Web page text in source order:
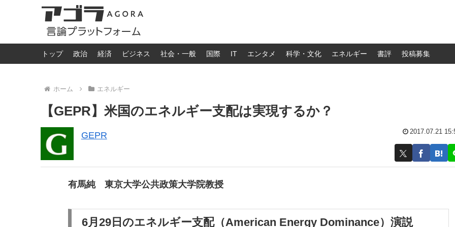
トップ 政治 経済 ビジネス 社会・一般 国際 IT エンタメ 科学・文化 エネルギー 書評 投稿募集
ホーム エネルギー
【GEPR】米国のエネルギー支配は実現するか？
GEPR 2017.07.21
有馬純 東京大学公共政策大学院教授
6月29日のエネルギー支配（American Energy Dominance）演説